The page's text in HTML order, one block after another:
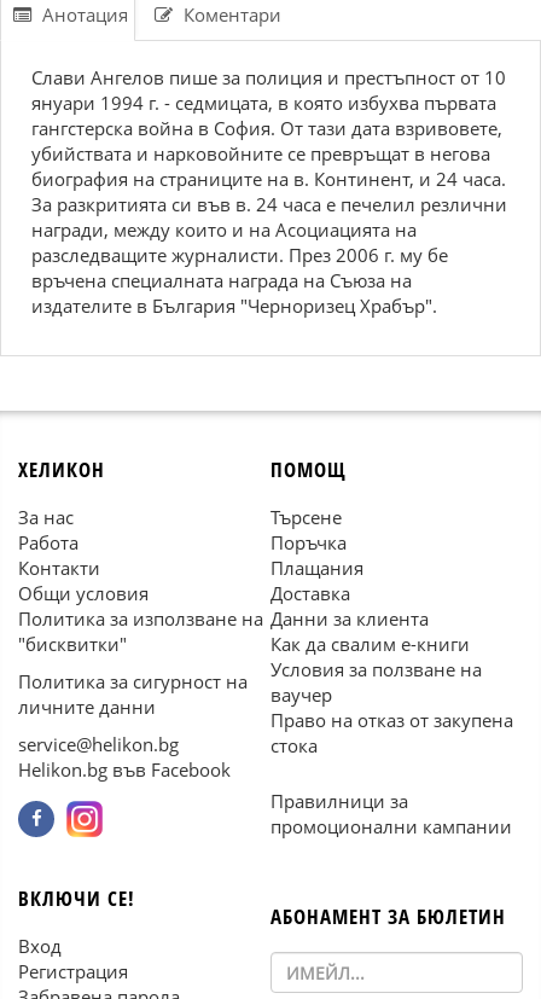
Анотация Коментари
Слави Ангелов пише за полиция и престъпност от 10
януари 1994 г. - седмицата, в която избухва първата
гангстерска война в София. От тази дата взривовете,
убийствата и нарковойните се превръщат в негова
биография на страниците на в. Континент, и 24 часа.
За разкритията си във в. 24 часа е печелил резлични
награди, между които и на Асоциацията на
разследващите журналисти. През 2006 г. му бе
връчена специалната награда на Съюза на
издателите в България "Черноризец Храбър".
ХЕЛИКОН
За нас
Работа
Контакти
Общи условия
Политика за използване на
"бисквитки"
Политика за сигурност на
личните данни
service@helikon.bg
Helikon.bg във Facebook
ПОМОЩ
Търсене
Поръчка
Плащания
Доставка
Данни за клиента
Как да свалим е-книги
Условия за ползване на
ваучер
Право на отказ от закупена
стока
Правилници за
промоционални кампании
ВКЛЮЧИ СЕ!
Вход
Регистрация
АБОНАМЕНТ ЗА БЮЛЕТИН